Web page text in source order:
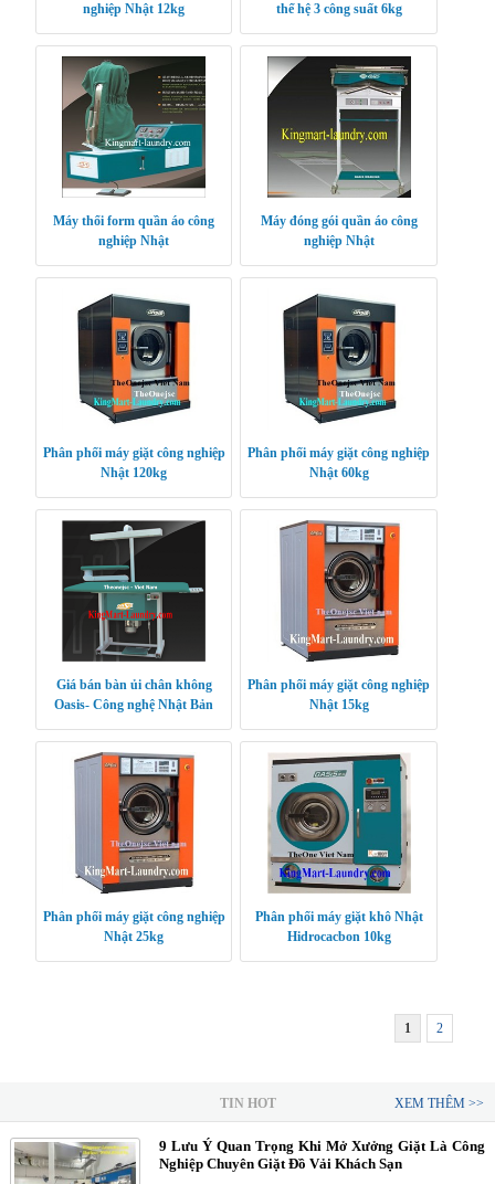
nghiệp Nhật 12kg
thế hệ 3 công suất 6kg
Máy thổi form quần áo công
nghiệp Nhật
Máy đóng gói quần áo công
nghiệp Nhật
Phân phối máy giặt công nghiệp
Nhật 120kg
Phân phối máy giặt công nghiệp
Nhật 60kg
Giá bán bàn ủi chân không
Oasis- Công nghệ Nhật Bản
Phân phối máy giặt công nghiệp
Nhật 15kg
Phân phối máy giặt công nghiệp
Nhật 25kg
Phân phối máy giặt khô Nhật
Hidrocacbon 10kg
1 2
TIN HOT XEM THÊM >>
9 Lưu Ý Quan Trọng Khi Mở Xưởng Giặt Là Công
Nghiệp Chuyên Giặt Đồ Vải Khách Sạn